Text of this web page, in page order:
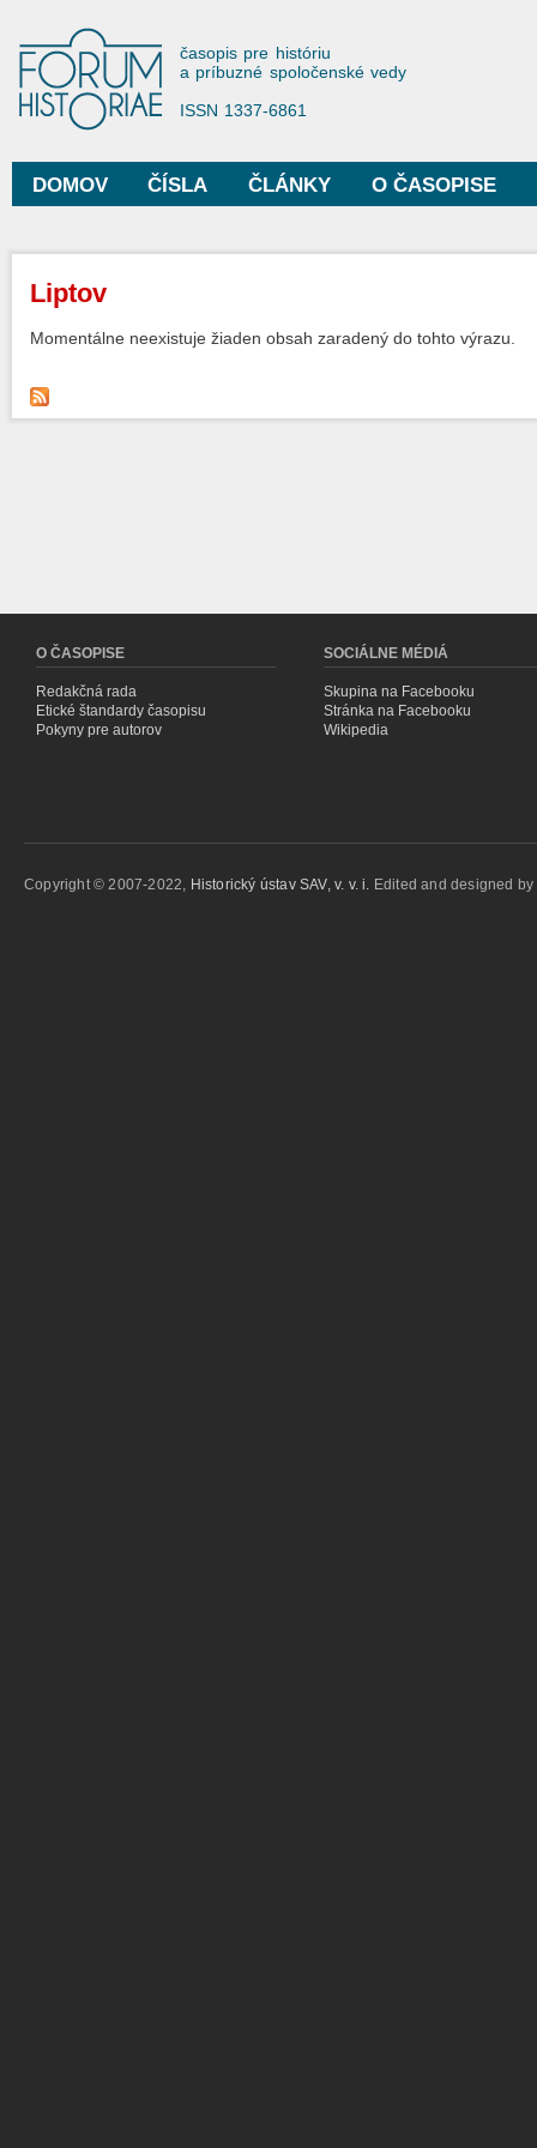
Forum Historiae
časopis pre históriu
a príbuzné spoločenské vedy
ISSN 1337-6861
Hlavné menu
DOMOV ČÍSLA ČLÁNKY O ČASOPISE
Nachádzate sa tu
Liptov
Momentálne neexistuje žiaden obsah zaradený do tohto výrazu.
O ČASOPISE
Redakčná rada
Etické štandardy časopisu
Pokyny pre autorov
SOCIÁLNE MÉDIÁ
Skupina na Facebooku
Stránka na Facebooku
Wikipedia
Copyright © 2007-2022, Historický ústav SAV, v. v. i. Edited and designed by